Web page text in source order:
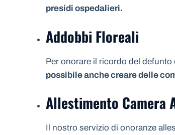
presidi ospedalieri.
Addobbi Floreali
Per onorare il ricordo del
possibile anche creare delle
Allestimento Camera
Il nostro servizio di onoranze